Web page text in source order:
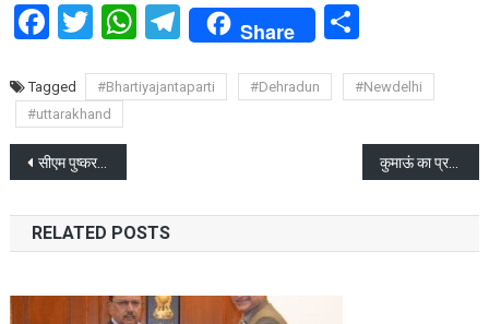
Facebook
Twitter
WhatsApp
Telegram
Share Share
Tagged #Bhartiyajantaparti #Dehradun
#Newdelhi
#uttarakhand
Post
navigation
सीएम पुष्कर सिंह धामी ने कैंची धाम परिसर स्थित श्री राम शिला की साफ़_सफाई कर की पूजा अर्चना कुमाऊं का प्रसिद्ध उत्तरायणी मेले का शुभारंभ हुआ
RELATED POSTS